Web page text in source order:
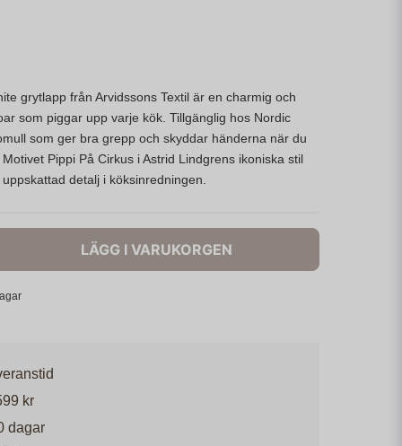
grytlapp från Arvidssons Textil är en charmig och
som piggar upp varje kök. Tillgänglig hos Nordic
som ger bra grepp och skyddar händerna när du
Pippi På Cirkus i Astrid Lindgrens ikoniska stil
detalj i köksinredningen.
LÄGG I VARUKORGEN
kr
dagar